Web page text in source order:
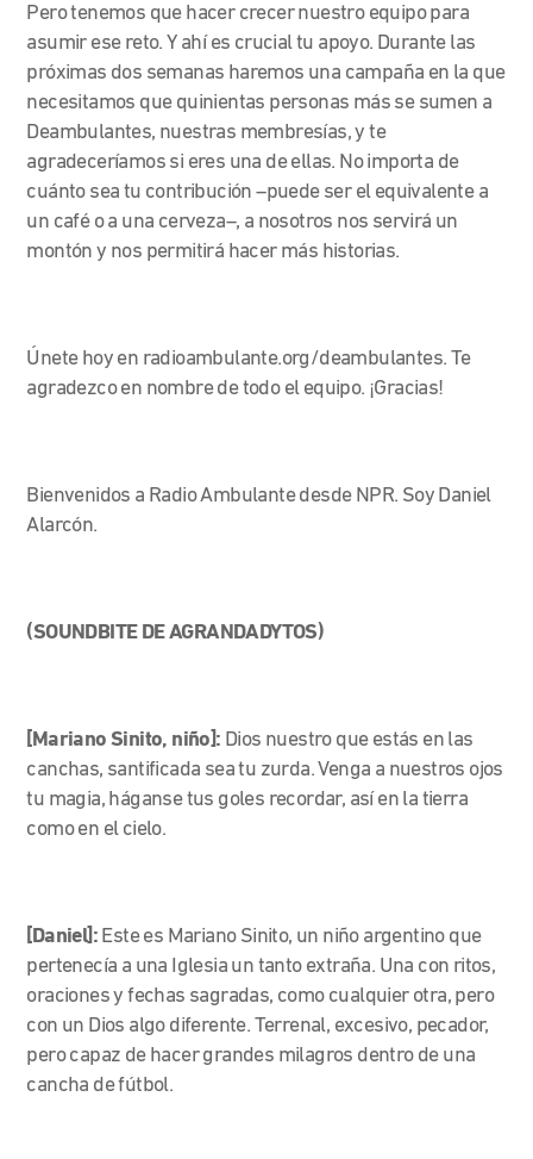
Pero tenemos que hacer crecer nuestro equipo para
asumir ese reto. Y ahí es crucial tu apoyo. Durante las
próximas dos semanas haremos una campaña en la que
necesitamos que quinientas personas más se sumen a
Deambulantes, nuestras membresías, y te
agradeceríamos si eres una de ellas. No importa de
cuánto sea tu contribución –puede ser el equivalente a
un café o a una cerveza–, a nosotros nos servirá un
montón y nos permitirá hacer más historias.
Únete hoy en radioambulante.org/deambulantes. Te
agradezco en nombre de todo el equipo. ¡Gracias!
Bienvenidos a Radio Ambulante desde NPR. Soy Daniel
Alarcón.
(SOUNDBITE DE AGRANDADYTOS)
[Mariano Sinito, niño]: Dios nuestro que estás en las
canchas, santificada sea tu zurda. Venga a nuestros ojos
tu magia, háganse tus goles recordar, así en la tierra
como en el cielo.
[Daniel]: Este es Mariano Sinito, un niño argentino que
pertenecía a una Iglesia un tanto extraña. Una con ritos,
oraciones y fechas sagradas, como cualquier otra, pero
con un Dios algo diferente. Terrenal, excesivo, pecador,
pero capaz de hacer grandes milagros dentro de una
cancha de fútbol.